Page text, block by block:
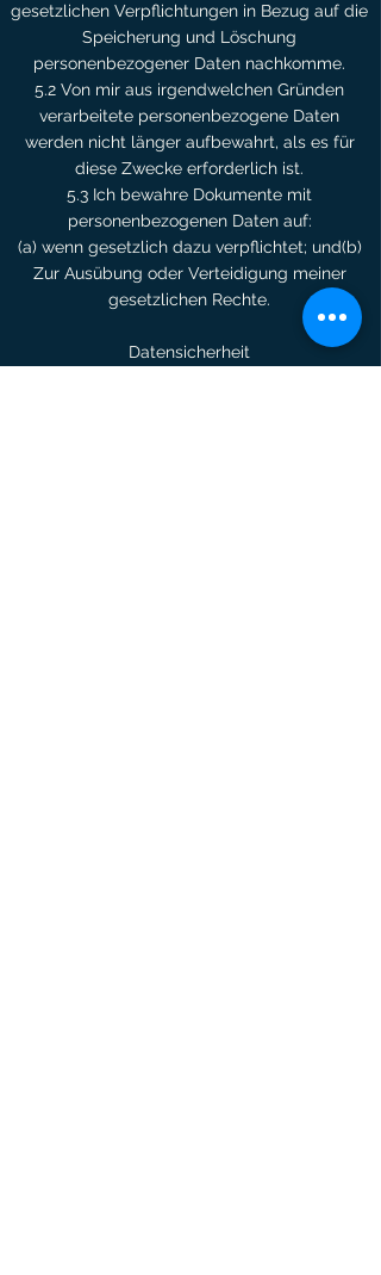
gesetzlichen Verpflichtungen in Bezug auf die
Speicherung und Löschung
personenbezogener Daten nachkomme.
5.2 Von mir aus irgendwelchen Gründen
verarbeitete personenbezogene Daten
werden nicht länger aufbewahrt, als es für
diese Zwecke erforderlich ist.
5.3 Ich bewahre Dokumente mit
personenbezogenen Daten auf:
(a) wenn gesetzlich dazu verpflichtet; und(b)
Zur Ausübung oder Verteidigung meiner
gesetzlichen Rechte.
Datensicherheit